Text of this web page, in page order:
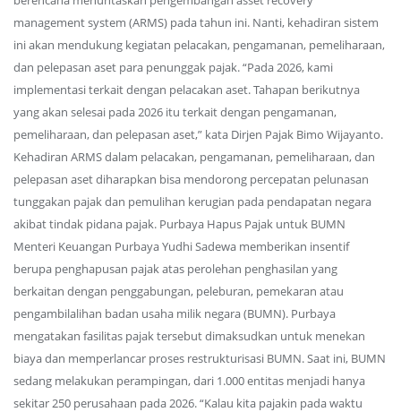
management system (ARMS) pada tahun ini. Nanti, kehadiran sistem
ini akan mendukung kegiatan pelacakan, pengamanan, pemeliharaan,
dan pelepasan aset para penunggak pajak. “Pada 2026, kami
implementasi terkait dengan pelacakan aset. Tahapan berikutnya
yang akan selesai pada 2026 itu terkait dengan pengamanan,
pemeliharaan, dan pelepasan aset,” kata Dirjen Pajak Bimo Wijayanto.
Kehadiran ARMS dalam pelacakan, pengamanan, pemeliharaan, dan
pelepasan aset diharapkan bisa mendorong percepatan pelunasan
tunggakan pajak dan pemulihan kerugian pada pendapatan negara
akibat tindak pidana pajak. Purbaya Hapus Pajak untuk BUMN
Menteri Keuangan Purbaya Yudhi Sadewa memberikan insentif
berupa penghapusan pajak atas perolehan penghasilan yang
berkaitan dengan penggabungan, peleburan, pemekaran atau
pengambilalihan badan usaha milik negara (BUMN). Purbaya
mengatakan fasilitas pajak tersebut dimaksudkan untuk menekan
biaya dan memperlancar proses restrukturisasi BUMN. Saat ini, BUMN
sedang melakukan perampingan, dari 1.000 entitas menjadi hanya
sekitar 250 perusahaan pada 2026. “Kalau kita pajakin pada waktu